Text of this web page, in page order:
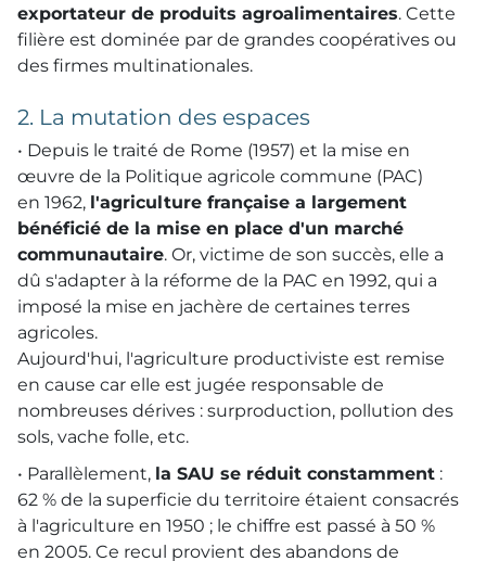
exportateur de produits agroalimentaires. Cette
filière est dominée par de grandes coopératives ou
des firmes multinationales.
2. La mutation des espaces
• Depuis le traité de Rome (1957) et la mise en
œuvre de la Politique agricole commune (PAC)
en 1962, l'agriculture française a largement
bénéficié de la mise en place d'un marché
communautaire. Or, victime de son succès, elle a
dû s'adapter à la réforme de la PAC en 1992, qui a
imposé la mise en jachère de certaines terres
agricoles.
Aujourd'hui, l'agriculture productiviste est remise
en cause car elle est jugée responsable de
nombreuses dérives : surproduction, pollution des
sols, vache folle, etc.
• Parallèlement, la SAU se réduit constamment :
62 % de la superficie du territoire étaient consacrés
à l'agriculture en 1950 ; le chiffre est passé à 50 %
en 2005. Ce recul provient des abandons de